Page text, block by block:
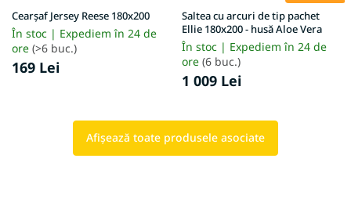
Cearșaf Jersey Reese 180x200
În stoc | Expediem în 24 de
ore (>6 buc.)
169 Lei
Saltea cu arcuri de tip pachet
Ellie 180x200 - husă Aloe Vera
În stoc | Expediem în 24 de
ore (6 buc.)
1 009 Lei
Afişează toate produsele asociate